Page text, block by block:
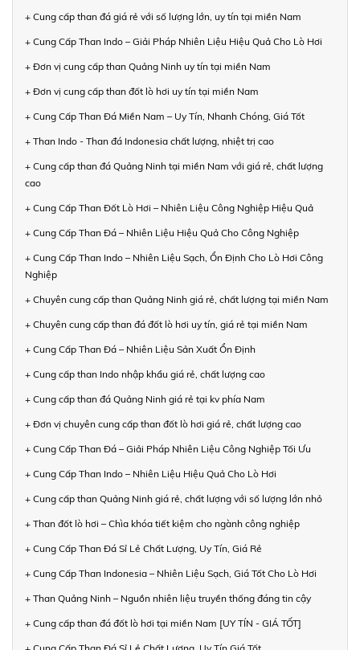
+ Cung cấp than đá giá rẻ với số lượng lớn, uy tín tại miền Nam
+ Cung Cấp Than Indo – Giải Pháp Nhiên Liệu Hiệu Quả Cho Lò Hơi
+ Đơn vị cung cấp than Quảng Ninh uy tín tại miền Nam
+ Đơn vị cung cấp than đốt lò hơi uy tín tại miền Nam
+ Cung Cấp Than Đá Miền Nam – Uy Tín, Nhanh Chóng, Giá Tốt
+ Than Indo - Than đá Indonesia chất lượng, nhiệt trị cao
+ Cung cấp than đá Quảng Ninh tại miền Nam với giá rẻ, chất lượng
cao
+ Cung Cấp Than Đốt Lò Hơi – Nhiên Liệu Công Nghiệp Hiệu Quả
+ Cung Cấp Than Đá – Nhiên Liệu Hiệu Quả Cho Công Nghiệp
+ Cung Cấp Than Indo – Nhiên Liệu Sạch, Ổn Định Cho Lò Hơi Công
Nghiệp
+ Chuyên cung cấp than Quảng Ninh giá rẻ, chất lượng tại miền Nam
+ Chuyên cung cấp than đá đốt lò hơi uy tín, giá rẻ tại miền Nam
+ Cung Cấp Than Đá – Nhiên Liệu Sản Xuất Ổn Định
+ Cung cấp than Indo nhập khẩu giá rẻ, chất lượng cao
+ Cung cấp than đá Quảng Ninh giá rẻ tại kv phía Nam
+ Đơn vị chuyên cung cấp than đốt lò hơi giá rẻ, chất lượng cao
+ Cung Cấp Than Đá – Giải Pháp Nhiên Liệu Công Nghiệp Tối Ưu
+ Cung Cấp Than Indo – Nhiên Liệu Hiệu Quả Cho Lò Hơi
+ Cung cấp than Quảng Ninh giá rẻ, chất lượng với số lượng lớn nhỏ
+ Than đốt lò hơi – Chìa khóa tiết kiệm cho ngành công nghiệp
+ Cung Cấp Than Đá Sỉ Lẻ Chất Lượng, Uy Tín, Giá Rẻ
+ Cung Cấp Than Indonesia – Nhiên Liệu Sạch, Giá Tốt Cho Lò Hơi
+ Than Quảng Ninh – Nguồn nhiên liệu truyền thống đáng tin cậy
+ Cung cấp than đá đốt lò hơi tại miền Nam [UY TÍN - GIÁ TỐT]